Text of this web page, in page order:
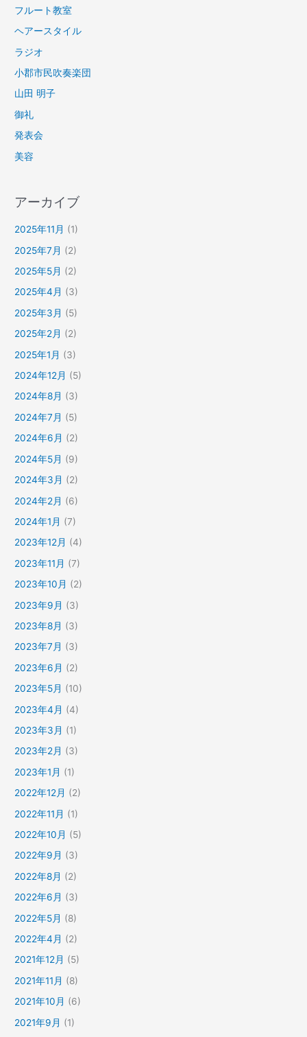
フルート教室
ヘアースタイル
ラジオ
小郡市民吹奏楽団
山田 明子
御礼
発表会
美容
アーカイブ
2025年11月 (1)
2025年7月 (2)
2025年5月 (2)
2025年4月 (3)
2025年3月 (5)
2025年2月 (2)
2025年1月 (3)
2024年12月 (5)
2024年8月 (3)
2024年7月 (5)
2024年6月 (2)
2024年5月 (9)
2024年3月 (2)
2024年2月 (6)
2024年1月 (7)
2023年12月 (4)
2023年11月 (7)
2023年10月 (2)
2023年9月 (3)
2023年8月 (3)
2023年7月 (3)
2023年6月 (2)
2023年5月 (10)
2023年4月 (4)
2023年3月 (1)
2023年2月 (3)
2023年1月 (1)
2022年12月 (2)
2022年11月 (1)
2022年10月 (5)
2022年9月 (3)
2022年8月 (2)
2022年6月 (3)
2022年5月 (8)
2022年4月 (2)
2021年12月 (5)
2021年11月 (8)
2021年10月 (6)
2021年9月 (1)